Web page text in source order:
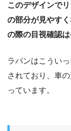
このデザインで
の部分が見やす
の際の目視確認
ラパンはこうい
されており、車
っています。